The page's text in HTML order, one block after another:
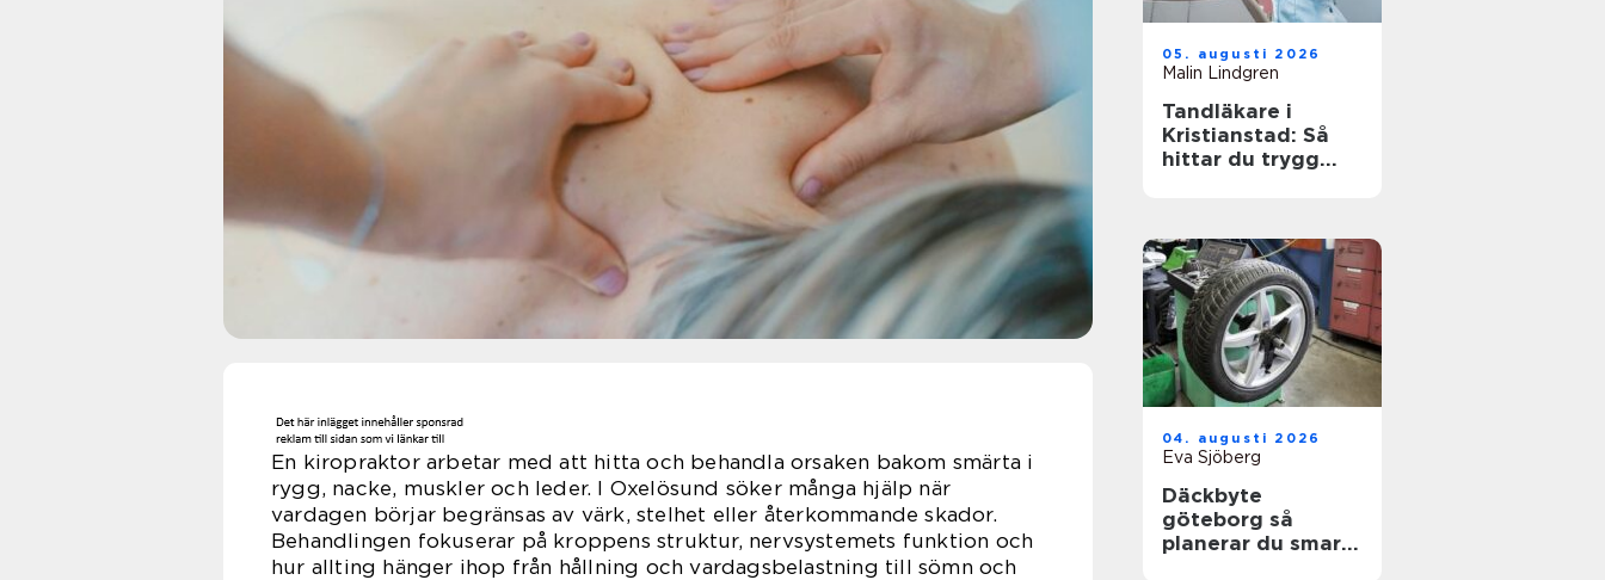
En kiropraktor arbetar med att hitta och behandla orsaken bakom smärta i
rygg, nacke, muskler och leder. I Oxelösund söker många hjälp när
vardagen börjar begränsas av värk, stelhet eller återkommande skador.
Behandlingen fokuserar på kroppens struktur, nervsystemets funktion och
hur allting hänger ihop från hållning och vardagsbelastning till sömn och
05. augusti 2026
Malin Lindgren
Tandläkare i
Kristianstad: Så
hittar du trygg
04. augusti 2026
Eva Sjöberg
Däckbyte
göteborg så
planerar du smart